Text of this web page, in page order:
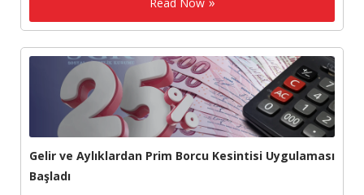
Gelir ve Aylıklardan Prim Borcu Kesintisi Uygulaması
Başladı